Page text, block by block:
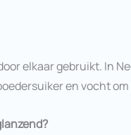
elkaar gebruikt. In
en vocht